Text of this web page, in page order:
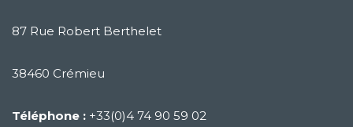
87 Rue Robert Berthelet
38460 Crémieu
Téléphone : +33(0)4 74 90 59 02